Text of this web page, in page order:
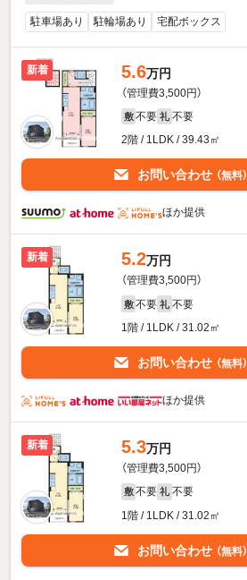
駐車場あり 駐輪場あり 宅配ボックス
新着 5.6万円
（管理費3,500円）
敷 不要 礼 不要
2階 / 1LDK / 39.43㎡
お問い合わせ （無料）
ほか提供
新着 5.2万円
（管理費3,500円）
敷 不要 礼 不要
1階 / 1LDK / 31.02㎡
お問い合わせ （無料）
ほか提供
新着 5.3万円
（管理費3,500円）
敷 不要 礼 不要
1階 / 1LDK / 31.02㎡
お問い合わせ （無料）